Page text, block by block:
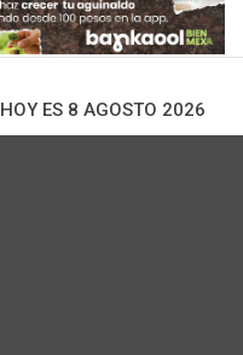
HOY ES 8 AGOSTO 2026